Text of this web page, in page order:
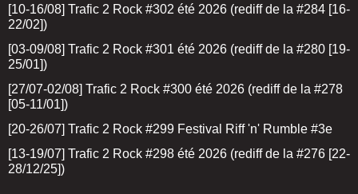
[10-16/08] Trafic 2 Rock #302 été 2026 (rediff de la #284 [16-
22/02])
[03-09/08] Trafic 2 Rock #301 été 2026 (rediff de la #280 [19-
25/01])
[27/07-02/08] Trafic 2 Rock #300 été 2026 (rediff de la #278
[05-11/01])
[20-26/07] Trafic 2 Rock #299 Festival Riff 'n' Rumble #3e
[13-19/07] Trafic 2 Rock #298 été 2026 (rediff de la #276 [22-
28/12/25])